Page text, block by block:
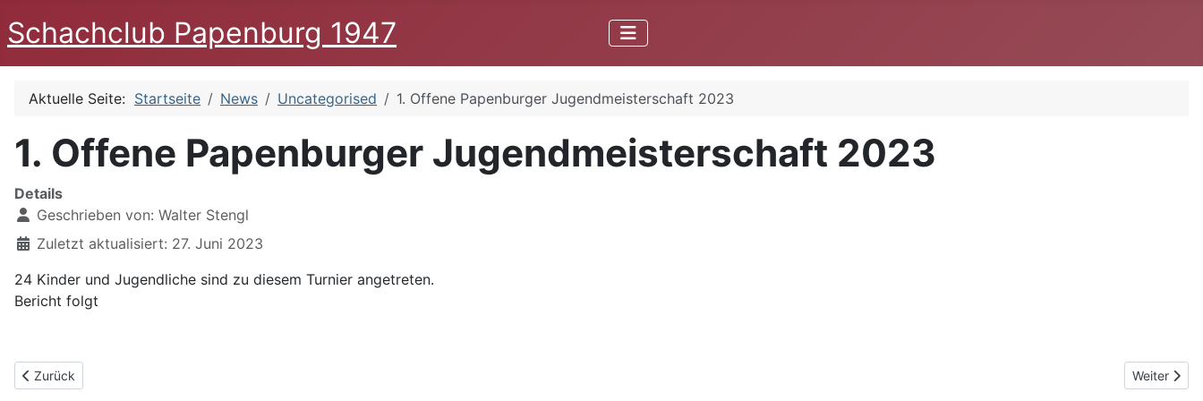
Schachclub Papenburg 1947
Aktuelle Seite: Startseite News Uncategorised 1. Offene Papenburger Jugendmeisterschaft 2023
1. Offene Papenburger Jugendmeisterschaft 2023
Details
Geschrieben von: Walter Stengl
Zuletzt aktualisiert: 27. Juni 2023
24 Kinder und Jugendliche sind zu diesem Turnier angetreten.
Bericht folgt
Vorheriger Beitrag: Generationen- Turnier beendet
Zurück Nächster
Weiter